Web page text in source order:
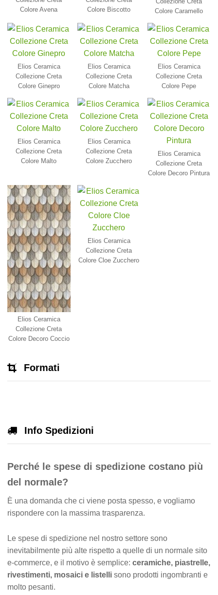
Colore Avena
Colore Biscotto
Colore Caramello
Elios Ceramica
Collezione Creta
Colore Ginepro
Elios Ceramica
Collezione Creta
Colore Matcha
Elios Ceramica
Collezione Creta
Colore Pepe
Elios Ceramica
Collezione Creta
Colore Malto
Elios Ceramica
Collezione Creta
Colore Zucchero
Elios Ceramica
Collezione Creta
Colore Decoro Pintura
Elios Ceramica
Collezione Creta
Colore Decoro Coccio
Elios Ceramica
Collezione Creta
Colore Cloe Zucchero
Formati
Info Spedizioni
Perché le spese di spedizione costano più
del normale?
È una domanda che ci viene posta spesso, e vogliamo
rispondere con la massima trasparenza.
Le spese di spedizione nel nostro settore sono
inevitabilmente più alte rispetto a quelle di un normale sito
e-commerce, e il motivo è semplice: ceramiche, piastrelle,
rivestimenti, mosaici e listelli sono prodotti ingombranti e
molto pesanti.